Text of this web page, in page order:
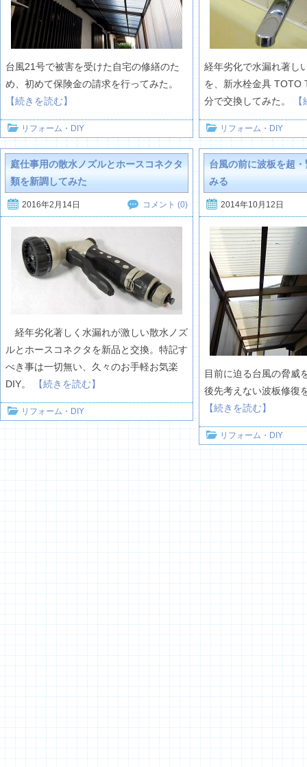
台風21号で被害を受けた自宅の修繕のた
め、初めて保険金の請求を行ってみた。
【続きを読む】
リフォーム・DIY
経年劣化で水漏れ著し
を、新水栓金具 TOTO
分で交換してみた。
【
リフォーム・DIY
庭仕事用の散水ノズルとホースコネクタ
類を新調してみた
2016年2月14日 コメント (0)
経年劣化著しく水漏れが激しい散水ノズ
ルとホースコネクタを新品と交換。特記す
べき事は一切無い、久々のお手軽お気楽
DIY。
【続きを読む】
リフォーム・DIY
台風の前に波板を超
みる
2014年10月12日
目前に迫る台風の脅威
後先考えない波板修復
【続きを読む】
リフォーム・DIY